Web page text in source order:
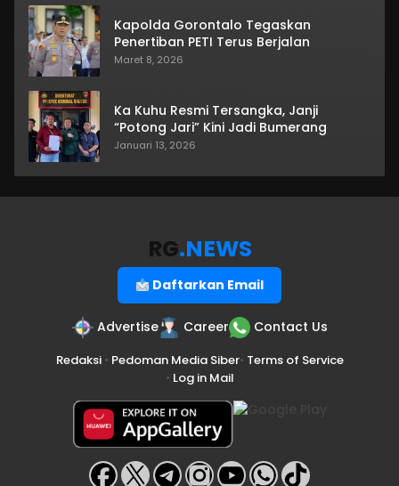
Kapolda Gorontalo Tegaskan
Penertiban PETI Terus Berjalan
Maret 8, 2026
Ka Kuhu Resmi Tersangka, Janji
“Potong Jari” Kini Jadi Bumerang
Januari 13, 2026
RG.NEWS
Daftarkan Email
Advertise Career Contact Us
Redaksi• Pedoman Media Siber• Terms of Service
• Log in Mail